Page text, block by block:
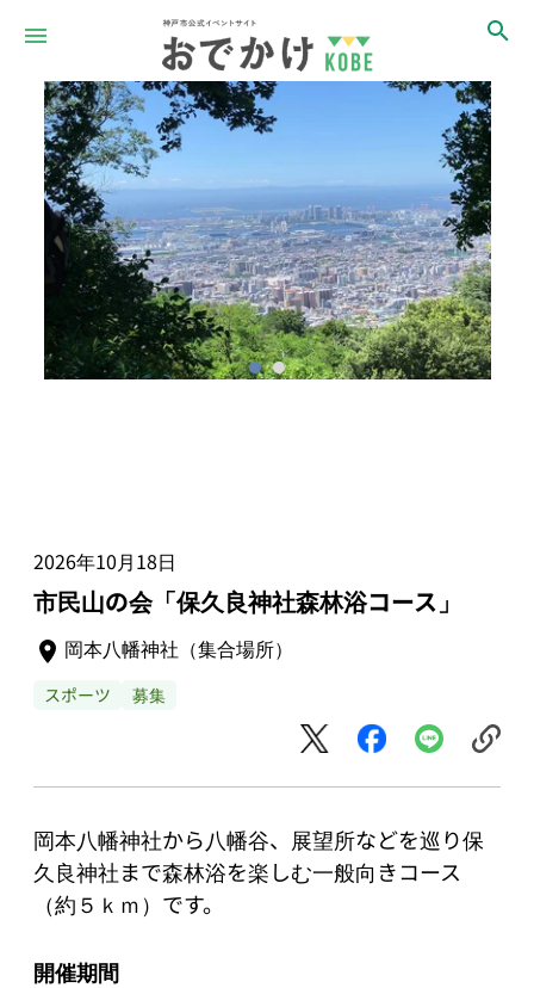
2026年10月18日
市民山の会「保久良神社森林浴コース」
岡本八幡神社（集合場所）
スポーツ 募集
岡本八幡神社から八幡谷、展望所などを巡り保
久良神社まで森林浴を楽しむ一般向きコース
（約５ｋｍ）です。
開催期間